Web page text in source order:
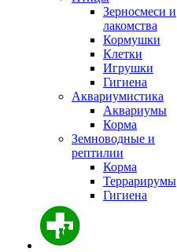
Зерносмеси и
лакомства
Кормушки
Клетки
Игрушки
Гигиена
Аквариумистика
Аквариумы
Корма
Земноводные и
рептилии
Корма
Террарирумы
Гигиена